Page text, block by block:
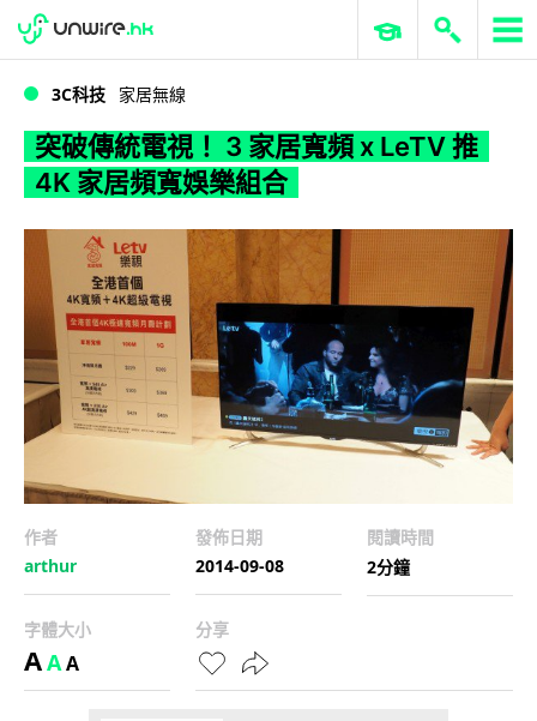
WWDC 2026 ERP 與商業 AI
3C科技 家居無線
突破傳統電視！ 3 家居寬頻 x LeTV 推
4K 家居頻寬娛樂組合
作者
arthur
發佈日期
2014-09-08
閱讀時間
2分鐘
字體大小
AAA
分享